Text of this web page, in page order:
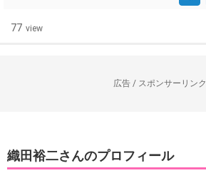
77 view
広告 / スポンサーリンク
織田裕二さんのプロフィール